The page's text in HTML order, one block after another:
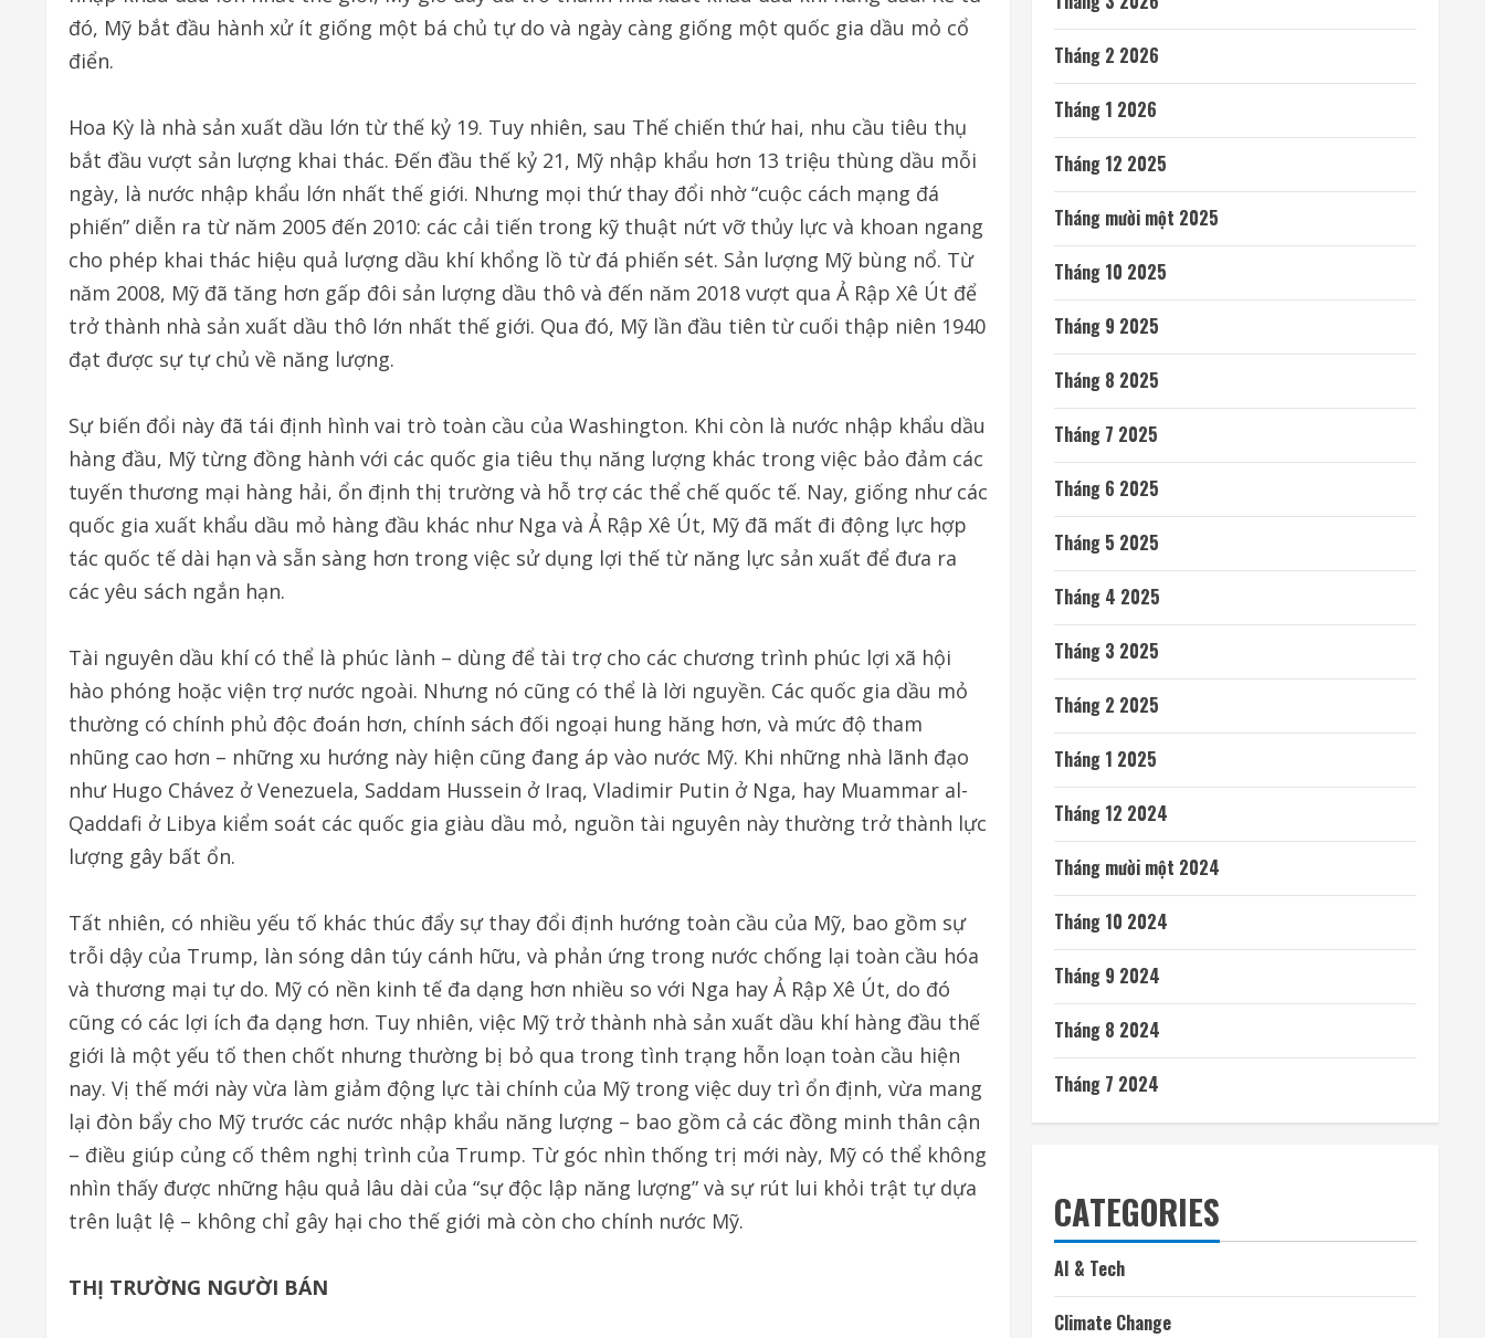
đó, Mỹ bắt đầu hành xử ít giống một bá chủ tự do và ngày càng giống một quốc gia dầu mỏ cổ
điển.
Hoa Kỳ là nhà sản xuất dầu lớn từ thế kỷ 19. Tuy nhiên, sau Thế chiến thứ hai, nhu cầu tiêu thụ
bắt đầu vượt sản lượng khai thác. Đến đầu thế kỷ 21, Mỹ nhập khẩu hơn 13 triệu thùng dầu mỗi
ngày, là nước nhập khẩu lớn nhất thế giới. Nhưng mọi thứ thay đổi nhờ “cuộc cách mạng đá
phiến” diễn ra từ năm 2005 đến 2010: các cải tiến trong kỹ thuật nứt vỡ thủy lực và khoan ngang
cho phép khai thác hiệu quả lượng dầu khí khổng lồ từ đá phiến sét. Sản lượng Mỹ bùng nổ. Từ
năm 2008, Mỹ đã tăng hơn gấp đôi sản lượng dầu thô và đến năm 2018 vượt qua Ả Rập Xê Út để
trở thành nhà sản xuất dầu thô lớn nhất thế giới. Qua đó, Mỹ lần đầu tiên từ cuối thập niên 1940
đạt được sự tự chủ về năng lượng.
Sự biến đổi này đã tái định hình vai trò toàn cầu của Washington. Khi còn là nước nhập khẩu dầu
hàng đầu, Mỹ từng đồng hành với các quốc gia tiêu thụ năng lượng khác trong việc bảo đảm các
tuyến thương mại hàng hải, ổn định thị trường và hỗ trợ các thể chế quốc tế. Nay, giống như các
quốc gia xuất khẩu dầu mỏ hàng đầu khác như Nga và Ả Rập Xê Út, Mỹ đã mất đi động lực hợp
tác quốc tế dài hạn và sẵn sàng hơn trong việc sử dụng lợi thế từ năng lực sản xuất để đưa ra
các yêu sách ngắn hạn.
Tài nguyên dầu khí có thể là phúc lành – dùng để tài trợ cho các chương trình phúc lợi xã hội
hào phóng hoặc viện trợ nước ngoài. Nhưng nó cũng có thể là lời nguyền. Các quốc gia dầu mỏ
thường có chính phủ độc đoán hơn, chính sách đối ngoại hung hăng hơn, và mức độ tham
nhũng cao hơn – những xu hướng này hiện cũng đang áp vào nước Mỹ. Khi những nhà lãnh đạo
như Hugo Chávez ở Venezuela, Saddam Hussein ở Iraq, Vladimir Putin ở Nga, hay Muammar al-
Qaddafi ở Libya kiểm soát các quốc gia giàu dầu mỏ, nguồn tài nguyên này thường trở thành lực
lượng gây bất ổn.
Tất nhiên, có nhiều yếu tố khác thúc đẩy sự thay đổi định hướng toàn cầu của Mỹ, bao gồm sự
trỗi dậy của Trump, làn sóng dân túy cánh hữu, và phản ứng trong nước chống lại toàn cầu hóa
và thương mại tự do. Mỹ có nền kinh tế đa dạng hơn nhiều so với Nga hay Ả Rập Xê Út, do đó
cũng có các lợi ích đa dạng hơn. Tuy nhiên, việc Mỹ trở thành nhà sản xuất dầu khí hàng đầu thế
giới là một yếu tố then chốt nhưng thường bị bỏ qua trong tình trạng hỗn loạn toàn cầu hiện
nay. Vị thế mới này vừa làm giảm động lực tài chính của Mỹ trong việc duy trì ổn định, vừa mang
lại đòn bẩy cho Mỹ trước các nước nhập khẩu năng lượng – bao gồm cả các đồng minh thân cận
– điều giúp củng cố thêm nghị trình của Trump. Từ góc nhìn thống trị mới này, Mỹ có thể không
nhìn thấy được những hậu quả lâu dài của “sự độc lập năng lượng” và sự rút lui khỏi trật tự dựa
trên luật lệ – không chỉ gây hại cho thế giới mà còn cho chính nước Mỹ.
THỊ TRƯỜNG NGƯỜI BÁN